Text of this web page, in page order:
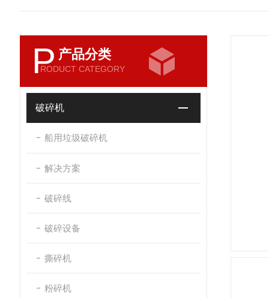
P 产品分类
RODUCT CATEGORY
破碎机
船用垃圾破碎机
解决方案
破碎线
破碎设备
撕碎机
粉碎机